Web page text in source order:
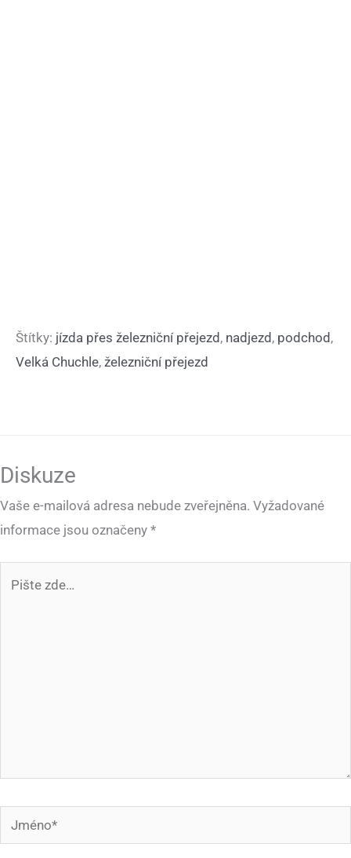
Štítky: jízda přes železniční přejezd , nadjezd , podchod ,
Velká Chuchle, železniční přejezd
Diskuze
Vaše e-mailová adresa nebude zveřejněna. Vyžadované
informace jsou označeny *
Jméno*